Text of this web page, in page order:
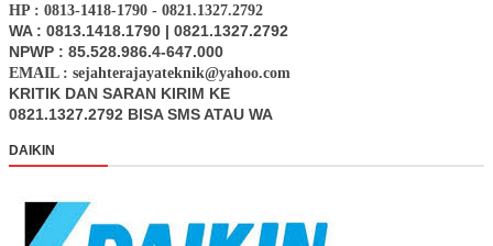
HP : 0813-1418-1790 - 0821.1327.2792
WA : 0813.1418.1790 | 0821.1327.2792
NPWP : 85.528.986.4-647.000
EMAIL : sejahterajayateknik@yahoo.com
KRITIK DAN SARAN KIRIM KE
0821.1327.2792 BISA SMS ATAU WA
DAIKIN